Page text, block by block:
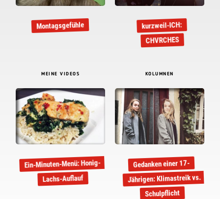
Montagsgefühle kurzweil-ICH:
CHVRCHES
MEINE VIDEOS
Ein-Minuten-Menü: Honig-
Lachs-Auflauf
KOLUMNEN
Gedanken einer 17-
Jährigen: Klimastreik vs.
Schulpflicht